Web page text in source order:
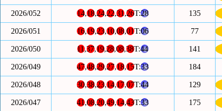
2026/052 14,18,24,22,31,26T:28 135
2026/051 16,19,23,10,08,01T:06 77
2026/050 11,37,19,28,08,38T:44 141
2026/049 47,48,29,27,18,15T:33 184
2026/048 30,38,23,14,17,07T:44 129
2026/047 41,08,20,49,14,43T:33 175